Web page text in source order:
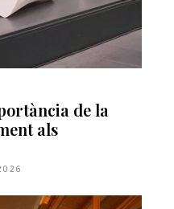
de la
als